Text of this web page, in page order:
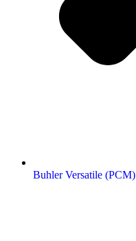
Buhler Versatile (РСМ)